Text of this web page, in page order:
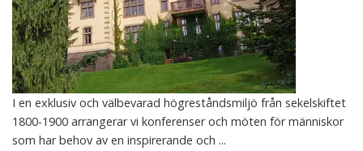
I en exklusiv och välbevarad högreståndsmiljö från sekelskiftet
1800-1900 arrangerar vi konferenser och möten för människor
som har behov av en inspirerande och ...